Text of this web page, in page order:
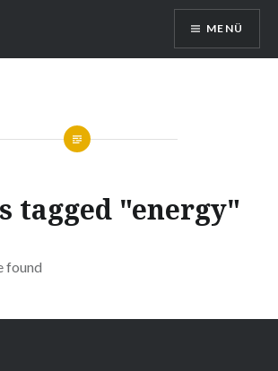
Mainz
MENÜ
tagged "energy"
found